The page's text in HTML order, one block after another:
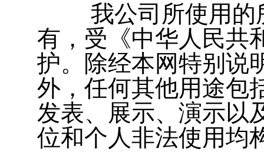
我公司所使用的所
有，受《中华人民共
护。除经本网特别说
外，任何其他用途包
发表、展示、演示以
位和个人非法使用均